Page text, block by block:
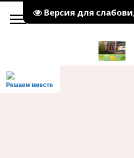
Версия для
Решаем вместе